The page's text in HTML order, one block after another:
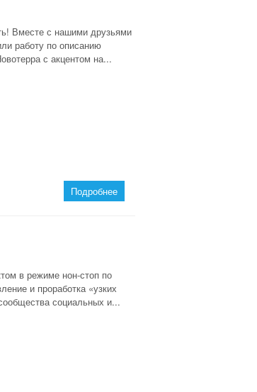
Вместе с нашими друзьями
работу по описанию
с акцентом на...
Подробнее
в режиме нон-стоп по
и проработка «узких
социальных и...